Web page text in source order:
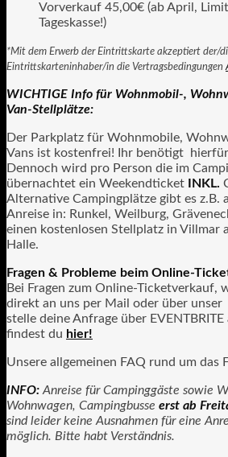
Vorverkauf 45,00€ (ab April,
Tageskasse!)
*Mit dem Erwerb der Eintrittskarte akzeptiert der/
Eintrittskarteninhaber/in die Vertragsbedingungen
WICHTIGE Info für Wohnmobil-,
Van-Stellplätze:
Der Parkplatz für Wohnmobile,
Vans ist kostenfrei! Ihr benötigt
Dennoch wird pro Person die im
übernachtet ein Weekendticket
INKL.
Alternative Campingplätze gibt es z.B.
Anreise in: Runkel, Weilburg,
einen kostenlosen Stellplatz in Villmar
Halle.
Fragen & Probleme beim Online-
Bei Fragen zum Online-Ticketverkauf,
direkt an uns per Mail oder über
stelle deine Anfrage über
findest du hier!
Unsere allgemeinen FAQ rund um das
INFO: Anreise für Campinggäste sowie
Wohnwagen, Campingbusse erst ab
sind leider keine Ausnahmen für eine
möglich. Bitte habt Verständnis.